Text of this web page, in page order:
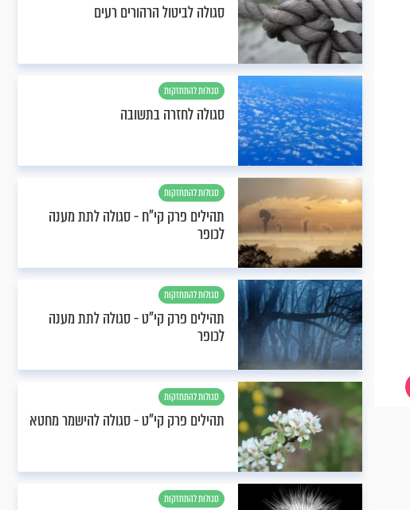
סגולה לביטול הרהורים רעים
סגולות להתחזקות
סגולה לחזרה בתשובה
סגולות להתחזקות
תהילים פרק קי"ח - סגולה לתת מענה
לכופר
סגולות להתחזקות
תהילים פרק קי"ט - סגולה לתת מענה
לכופר
סגולות להתחזקות
תהילים פרק קי"ט - סגולה להישמר מחטא
סגולות להתחזקות